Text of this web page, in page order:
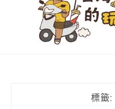
標籤: